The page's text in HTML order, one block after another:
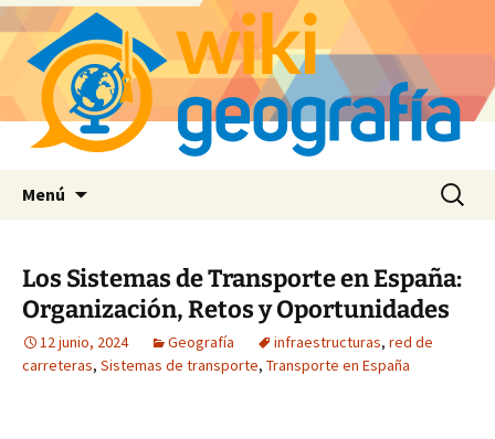
Menú Buscar:
Los Sistemas de Transporte en España:
Organización, Retos y Oportunidades
12 junio, 2024 Geografía infraestructuras, red de
carreteras, Sistemas de transporte, Transporte en España